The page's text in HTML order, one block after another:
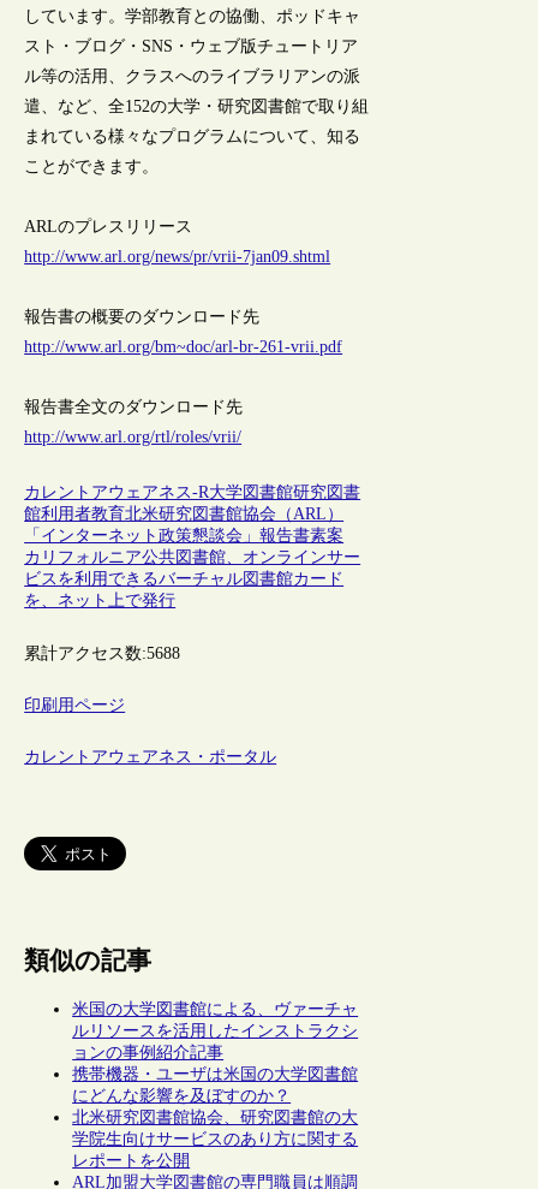
しています。学部教育との協働、ポッドキャ
スト・ブログ・SNS・ウェブ版チュートリア
ル等の活用、クラスへのライブラリアンの派
遣、など、全152の大学・研究図書館で取り組
まれている様々なプログラムについて、知る
ことができます。
ARLのプレスリリース
http://www.arl.org/news/pr/vrii-7jan09.shtml
報告書の概要のダウンロード先
http://www.arl.org/bm~doc/arl-br-261-vrii.pdf
報告書全文のダウンロード先
http://www.arl.org/rtl/roles/vrii/
カレントアウェアネス-R大学図書館研究図書
館利用者教育北米研究図書館協会（ARL）
「インターネット政策懇談会」報告書素案
カリフォルニア公共図書館、オンラインサー
ビスを利用できるバーチャル図書館カード
を、ネット上で発行
累計アクセス数:5688
印刷用ページ
カレントアウェアネス・ポータル
類似の記事
米国の大学図書館による、ヴァーチャ
ルリソースを活用したインストラクシ
ョンの事例紹介記事
携帯機器・ユーザは米国の大学図書館
にどんな影響を及ぼすのか？
北米研究図書館協会、研究図書館の大
学院生向けサービスのあり方に関する
レポートを公開
ARL加盟大学図書館の専門職員は順調